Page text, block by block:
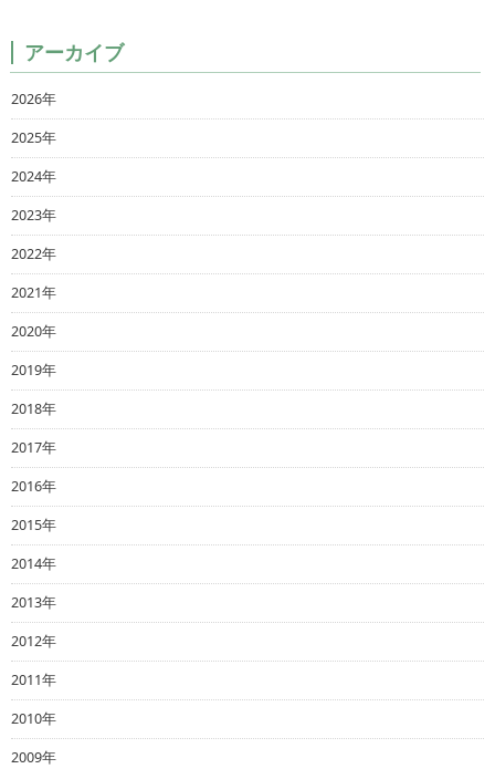
アーカイブ
2026年
2025年
2024年
2023年
2022年
2021年
2020年
2019年
2018年
2017年
2016年
2015年
2014年
2013年
2012年
2011年
2010年
2009年